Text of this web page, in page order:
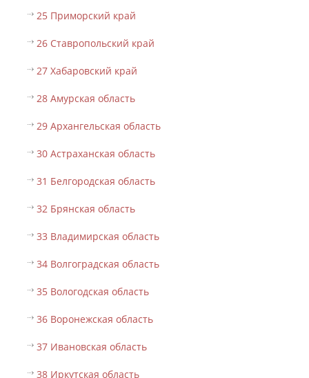
25 Приморский край
26 Ставропольский край
27 Хабаровский край
28 Амурская область
29 Архангельская область
30 Астраханская область
31 Белгородская область
32 Брянская область
33 Владимирская область
34 Волгоградская область
35 Вологодская область
36 Воронежская область
37 Ивановская область
38 Иркутская область